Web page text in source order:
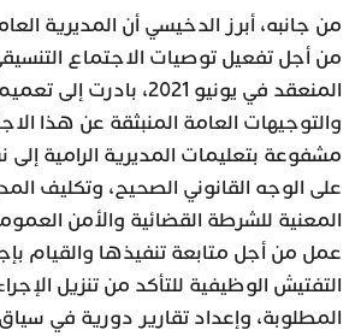
من جانبه، أبرز الدخيسي أن المديرية
من أجل تفعيل توصيات الاجتماع
المنعقد في يونيو 2021،
والتوجيهات العامة المنبثقة عن هذا
مشفوعة بتعليمات المديرية الرامية إلى
على الوجه القانوني الصحيح، وتكليف
المعنية للشرطة القضائية والأمن
عمل من أجل متابعة تنفيذها والقيام
التفتيش الوظيفية للتأكد من تنزيل
المطلوبة، وإعداد تقارير دورية في